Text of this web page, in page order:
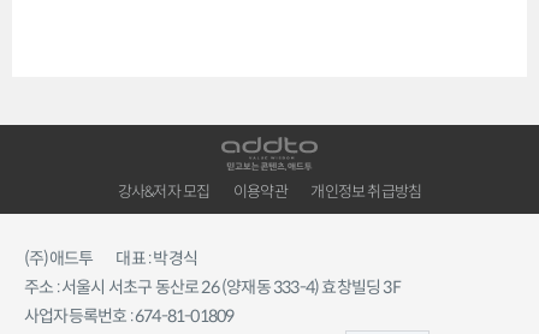
강사&저자 모집 이용약관 개인정보 취급방침
(주)애드투
대표 : 박경식
주소 : 서울시 서초구 동산로 26 (양재동 333-4) 효창빌딩 3F
사업자등록번호 : 674-81-01809